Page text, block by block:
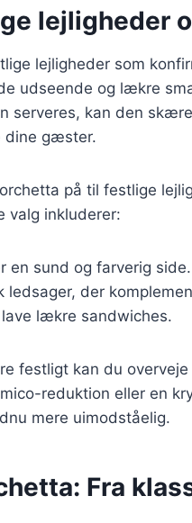
lejligheder
lejligheder som
udseende og lækre
serveres, kan den
dine gæster.
på til festlige
valg inkluderer:
en sund og farverig side.
ledsager, der
lækre sandwiches.
festligt kan du
reduktion eller en
mere uimodståelig.
Fra